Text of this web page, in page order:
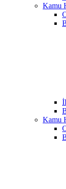
Kamu
Kamu